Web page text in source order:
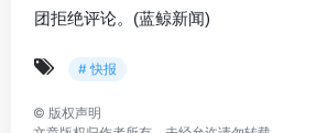
团拒绝评论。(蓝鲸新闻)
# 快报
© 版权声明